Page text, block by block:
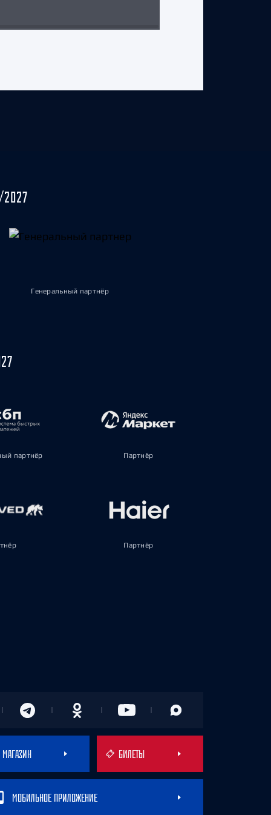
Генеральный партнёр
партнёр Партнёр
Партнёр
МАГАЗИН БИЛЕТЫ
МОБИЛЬНОЕ ПРИЛОЖЕНИЕ